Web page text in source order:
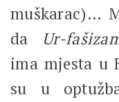
muškarac)…
da Ur-
ima mjesta u
su u